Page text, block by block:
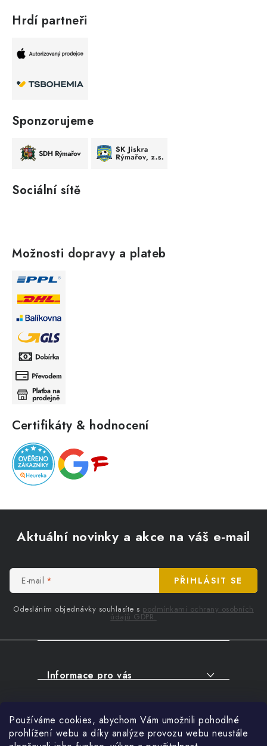
Používáme cookies, abychom Vám umožnili pohodlné
prohlížení webu a díky analýze provozu webu neustále
Hrdí partneři
Sponzorujeme
Sociální sítě
Možnosti dopravy a plateb
Certifikáty & hodnocení
Aktuální novinky a akce na váš e-mail
E-mail
Odesláním objednávky souhlasíte s podmínkami ochrany osobních
údajů GDPR.
PŘIHLÁSIT SE
Informace pro vás
SERVIS
Facebook